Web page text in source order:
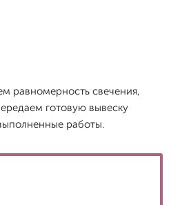
равномерность свечения,
готовую вывеску
работы.